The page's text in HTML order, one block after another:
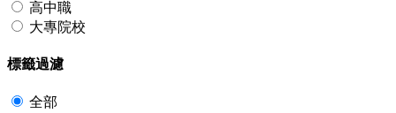
高中職
大專院校
標籤過濾
全部